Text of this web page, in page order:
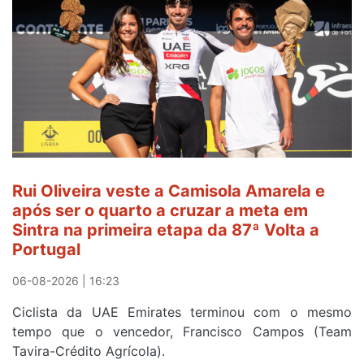
e
continua
Camisola
Amarela
ao
da
etapa
da
Volta
a
Portugal
Rui Oliveira veste a Camisola Amarela e
após ser o quarto a cruzar a meta em
Sintra na primeira etapa da 87ª Volta a
Portugal
06-08-2026 | 16:23
Ciclista da UAE Emirates terminou com o mesmo
tempo que o vencedor, Francisco Campos (Team
Tavira-Crédito Agrícola).